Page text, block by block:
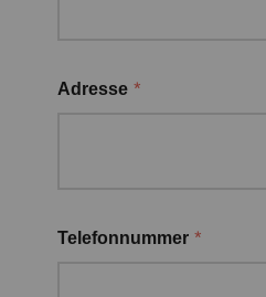
Adresse *
Telefonnummer *